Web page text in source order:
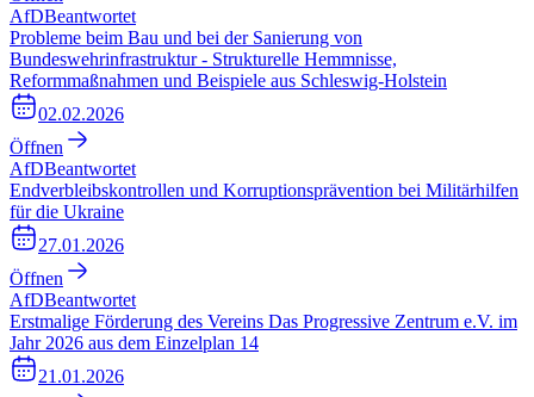
AfDBeantwortet
Probleme beim Bau und bei der Sanierung von
Bundeswehrinfrastruktur - Strukturelle Hemmnisse,
Reformmaßnahmen und Beispiele aus Schleswig-Holstein
02.02.2026
Öffnen
AfDBeantwortet
Endverbleibskontrollen und Korruptionsprävention bei Militärhilfen
für die Ukraine
27.01.2026
Öffnen
AfDBeantwortet
Erstmalige Förderung des Vereins Das Progressive Zentrum e.V. im
Jahr 2026 aus dem Einzelplan 14
21.01.2026